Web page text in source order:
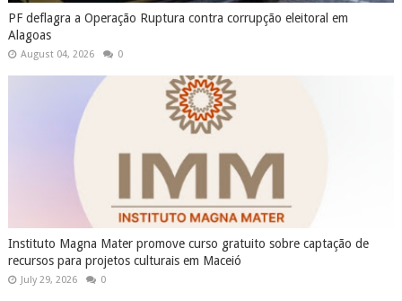
PF deflagra a Operação Ruptura contra corrupção eleitoral em
Alagoas
August 04, 2026 0
Instituto Magna Mater promove curso gratuito sobre captação de
recursos para projetos culturais em Maceió
July 29, 2026 0